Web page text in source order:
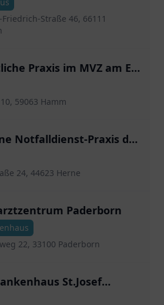
Straße 46, 66111
Praxis im MVZ am Ev.
Hamm gGmbH Dr.
59063 Hamm
Notfalldienst-Praxis der
ev. Krankenhaus in
24, 44623 Herne
Paderborn
22, 33100 Paderborn
St.Josef
für Innere Medizin